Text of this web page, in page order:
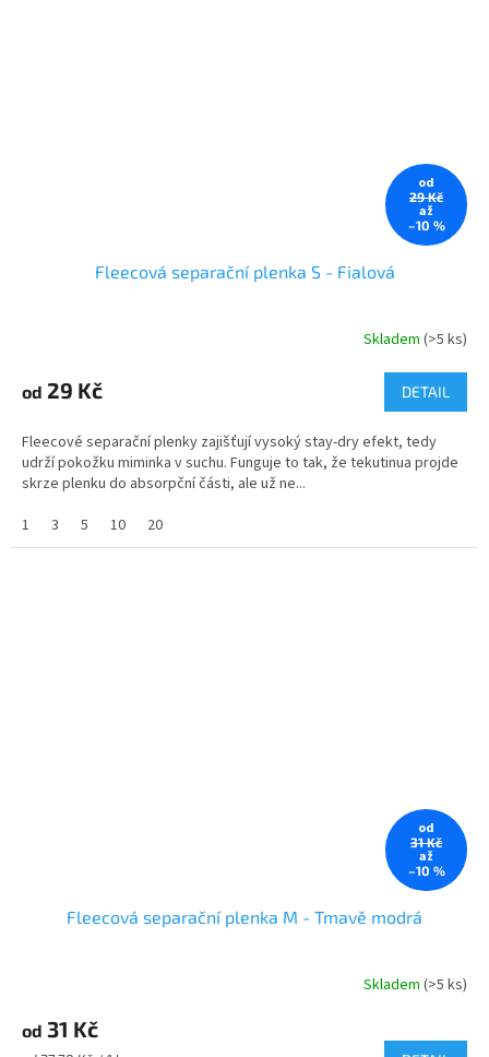
od
29 Kč
až
–10 %
Fleecová separační plenka S - Fialová
Skladem (>5 ks)
od 29 Kč DETAIL
Fleecové separační plenky zajišťují vysoký stay-dry efekt, tedy
udrží pokožku miminka v suchu. Funguje to tak, že tekutinua projde
skrze plenku do absorpční části, ale už ne...
1
3 5 10 20
od
31 Kč
až
–10 %
Fleecová separační plenka M - Tmavě modrá
Skladem (>5 ks)
od 31 Kč